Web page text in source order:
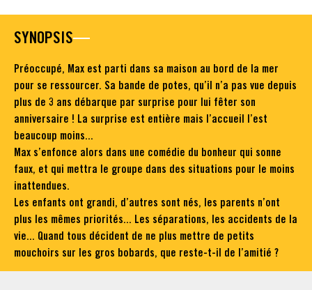
SYNOPSIS
Préoccupé, Max est parti dans sa maison au bord de la mer
pour se ressourcer. Sa bande de potes, qu’il n’a pas vue depuis
plus de 3 ans débarque par surprise pour lui fêter son
anniversaire ! La surprise est entière mais l’accueil l’est
beaucoup moins...
Max s’enfonce alors dans une comédie du bonheur qui sonne
faux, et qui mettra le groupe dans des situations pour le moins
inattendues.
Les enfants ont grandi, d’autres sont nés, les parents n’ont
plus les mêmes priorités... Les séparations, les accidents de la
vie... Quand tous décident de ne plus mettre de petits
mouchoirs sur les gros bobards, que reste-t-il de l’amitié ?